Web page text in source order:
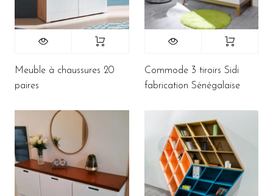
Meuble à chaussures 20
paires
Commode 3 tiroirs Sidi
fabrication Sénégalaise